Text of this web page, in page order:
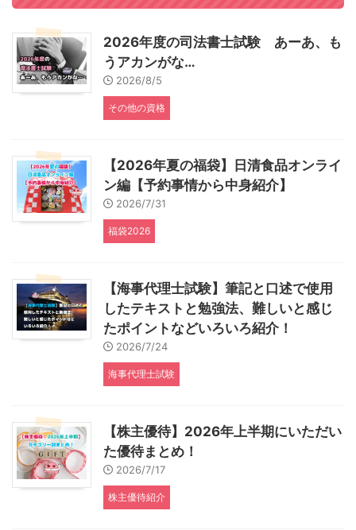
2026年度の司法書士試験 あーあ、も
うアカンがな…
2026/8/5
その他の資格
【2026年夏の福袋】日清食品オンライ
ン編【予約事情から中身紹介】
2026/7/31
福袋2026
【海事代理士試験】筆記と口述で使用
したテキストと勉強法、難しいと感じ
たポイントなどいろいろ紹介！
2026/7/24
海事代理士試験
【株主優待】2026年上半期にいただい
た優待まとめ！
2026/7/17
株主優待紹介